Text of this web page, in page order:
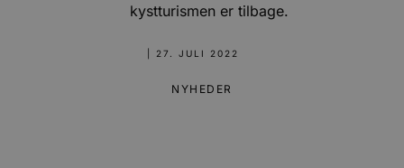
kystturismen er tilbage.
27. JULI 2022
NYHEDER